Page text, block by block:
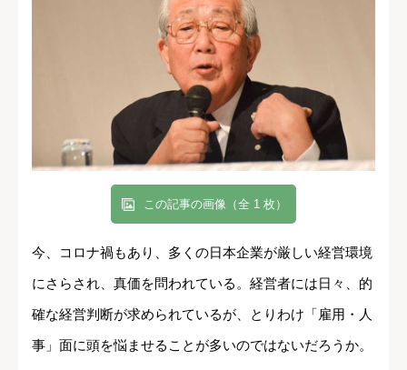
この記事の画像（全 1 枚）
今、コロナ禍もあり、多くの日本企業が厳しい経営環境
にさらされ、真価を問われている。経営者には日々、的
確な経営判断が求められているが、とりわけ「雇用・人
事」面に頭を悩ませることが多いのではないだろうか。